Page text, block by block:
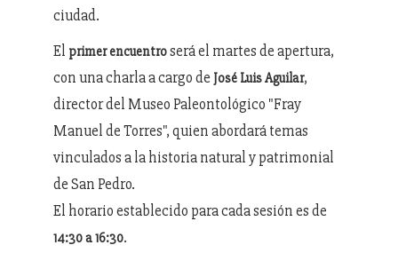
ciudad.
El primer encuentroserá el martes de apertura,
con una charla a cargo de José Luis Aguilar,
director del Museo Paleontológico "Fray
Manuel de Torres", quien abordará temas
vinculados a la historia natural y patrimonial
de San Pedro.
El horario establecido para cada sesión es de
14:30 a 16:30.